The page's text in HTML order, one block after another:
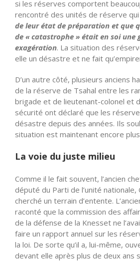
si les réserves comportent
rencontré des unités de réserve
de leur état de préparation et que
de « catastrophe » était en soi une
exagération. La situation des
elle un désastre et ne fait
D’un autre côté, plusieurs anciens
de la réserve de Tsahal entre les
brigade et de lieutenant-colonel et
sécurité ont déclaré que les
désastre depuis des années. Ils
situation est maintenant encore
La voie du juste milieu
Comme il le fait souvent, l’ancien
député du Parti de l’unité nationale,
cherché un terrain d’entente.
raconté que la commission des
de la défense de la Knesset ne
faire un rapport annuel sur les
la loi. De sorte qu’il a, lui-même,
devant elle après plus de deux ans